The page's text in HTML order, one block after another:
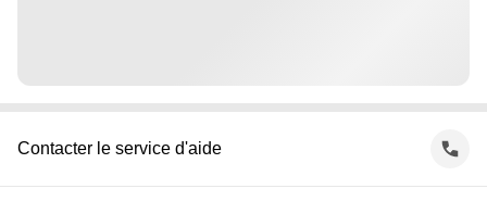
Contacter le service d'aide